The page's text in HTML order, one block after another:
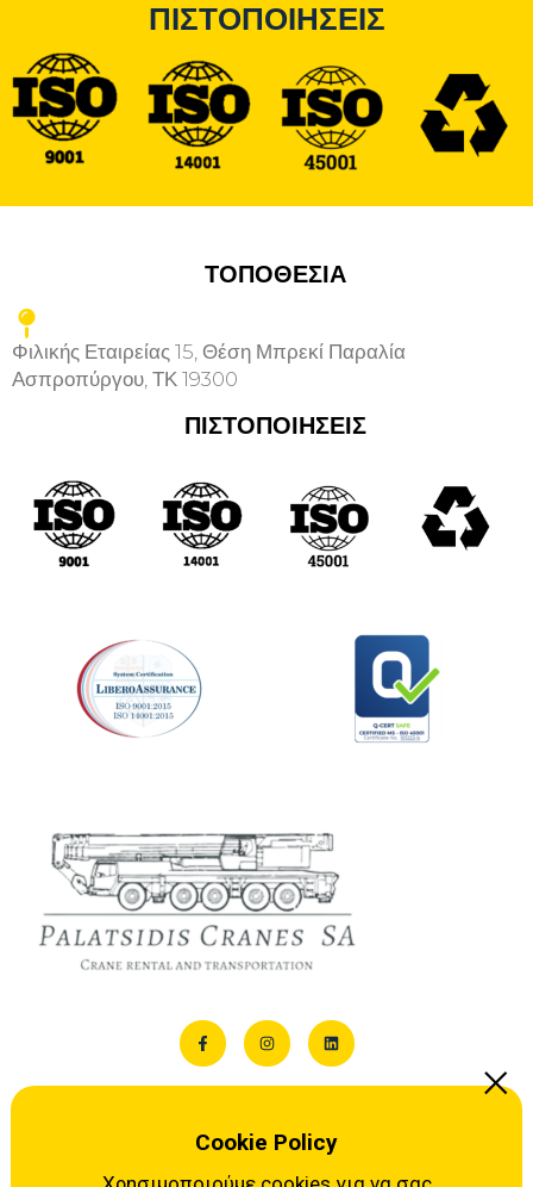
ΠΙΣΤΟΠΟΙΗΣΕΙΣ
ΕΠΙΚΟΙΝΩΝΙΑ
ΤΟΠΟΘΕΣΙΑ
Φιλικής Εταιρείας 15, Θέση Μπρεκί Παραλία
Ασπροπύργου, ΤΚ 19300
ΠΙΣΤΟΠΟΙΗΣΕΙΣ
Cookie Policy